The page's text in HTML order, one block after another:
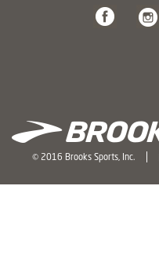
© 2016 Brooks Sports, Inc.